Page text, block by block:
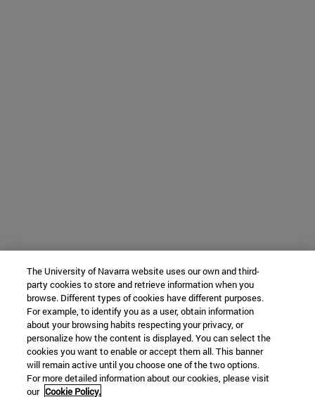
The University of Navarra website uses our own and third-
party cookies to store and retrieve information when you
browse. Different types of cookies have different purposes.
For example, to identify you as a user, obtain information
about your browsing habits respecting your privacy, or
personalize how the content is displayed. You can select the
cookies you want to enable or accept them all. This banner
will remain active until you choose one of the two options.
For more detailed information about our cookies, please visit
our Cookie Policy.